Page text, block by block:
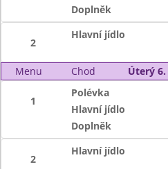
Doplněk
2
Hlavní jídlo
Menu Chod Úterý 6.
1
Polévka
Hlavní jídlo
Doplněk
2
Hlavní jídlo